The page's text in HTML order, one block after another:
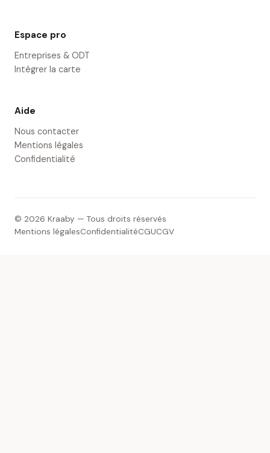
Espace pro
Entreprises & ODT
Intégrer la carte
Aide
Nous contacter
Mentions légales
Confidentialité
© 2026 Kraaby — Tous droits réservés
Mentions légalesConfidentialitéCGUCGV